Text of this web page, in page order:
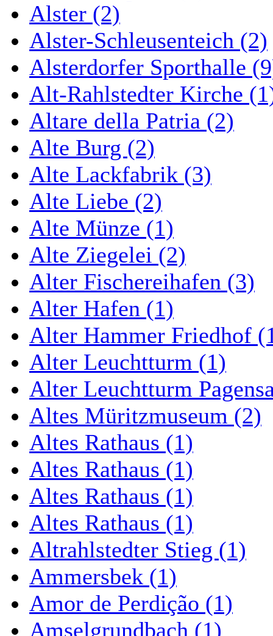
Alster (2)
Alster-Schleusenteich (2)
Alsterdorfer Sporthalle
Alt-Rahlstedter Kirche
Altare della Patria (2)
Alte Burg (2)
Alte Lackfabrik (3)
Alte Liebe (2)
Alte Münze (1)
Alte Ziegelei (2)
Alter Fischereihafen (3)
Alter Hafen (1)
Alter Hammer Friedhof
Alter Leuchtturm (1)
Alter Leuchtturm
Altes Müritzmuseum (2)
Altes Rathaus (1)
Altes Rathaus (1)
Altes Rathaus (1)
Altes Rathaus (1)
Altrahlstedter Stieg (1)
Ammersbek (1)
Amor de Perdição (1)
Amselgrundbach (1)